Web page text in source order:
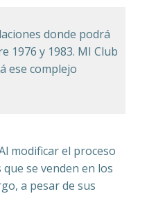
donde podrá
1976 y 1983. MI Club
ese complejo
modificar el proceso
se venden en los
a pesar de sus